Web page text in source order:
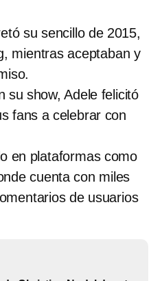
su sencillo de 2015,
mientras aceptaban y
su show, Adele felicitó
fans a celebrar con
en plataformas como
cuenta con miles
de usuarios